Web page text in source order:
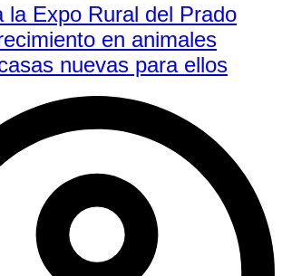
la Expo Rural del Prado
en animales
nuevas para ellos